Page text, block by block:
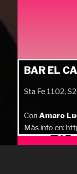
BAR EL
Sta Fe 1102,
Con Amaro
Más info en: